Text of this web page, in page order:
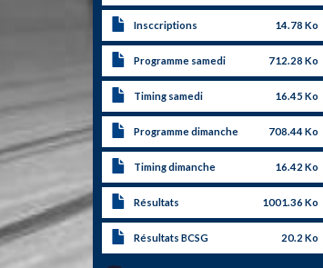
Insccriptions 14.78 Ko
Programme samedi 712.28 Ko
Timing samedi 16.45 Ko
Programme dimanche 708.44 Ko
Timing dimanche 16.42 Ko
Résultats 1001.36 Ko
Résultats BCSG 20.2 Ko